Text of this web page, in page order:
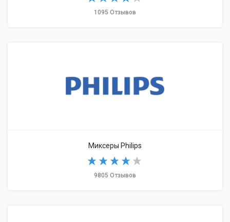
1095 Отзывов
Миксеры Philips
9805 Отзывов